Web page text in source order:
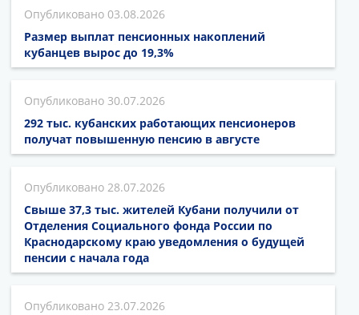
Муниципальное имущество
Публичные слушания и общественные обсуждения
Документы
03.08.2026
Размер выплат пенсионных накоплений
кубанцев вырос до 19,3%
30.07.2026
292 тыс. кубанских работающих пенсионеров
получат повышенную пенсию в августе
28.07.2026
Свыше 37,3 тыс. жителей Кубани получили от
Отделения Социального фонда России по
Краснодарскому краю уведомления о будущей
пенсии с начала года
23.07.2026